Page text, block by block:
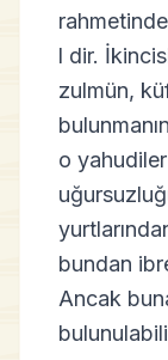
l dir.
zulmün,
o
bundan
Ancak